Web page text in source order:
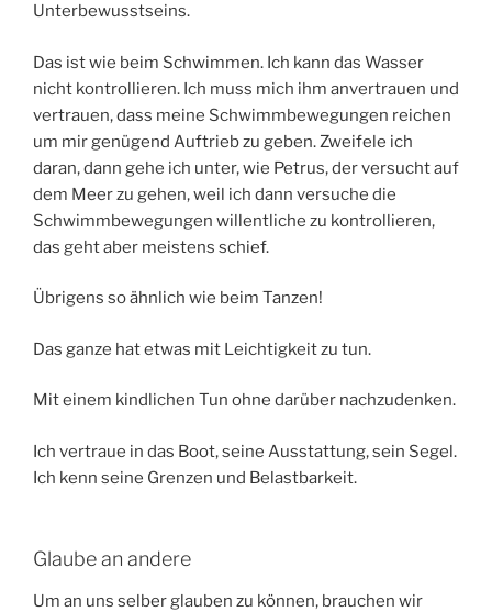
Unterbewusstseins.
Das ist wie beim Schwimmen. Ich kann das Wasser
nicht kontrollieren. Ich muss mich ihm anvertrauen und
vertrauen, dass meine Schwimmbewegungen reichen
um mir genügend Auftrieb zu geben. Zweifele ich
daran, dann gehe ich unter, wie Petrus, der versucht auf
dem Meer zu gehen, weil ich dann versuche die
Schwimmbewegungen willentliche zu kontrollieren,
das geht aber meistens schief.
Übrigens so ähnlich wie beim Tanzen!
Das ganze hat etwas mit Leichtigkeit zu tun.
Mit einem kindlichen Tun ohne darüber nachzudenken.
Ich vertraue in das Boot, seine Ausstattung, sein Segel.
Ich kenn seine Grenzen und Belastbarkeit.
Glaube an andere
Um an uns selber glauben zu können, brauchen wir